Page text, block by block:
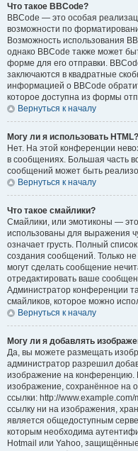
Что такое BBCode?
BBCode — это особая
возможности по
Возможность использования
однако BBCode также может
форме для его отправки.
заключаются в квадратные
информацией о BBCode
которое доступна из формы
Вернуться к началу
Могу ли я использовать HTML?
Нет. На этой конференции
в сообщениях. Большая часть
сообщений может быть
Вернуться к началу
Что такое смайлики?
Смайлики, или эмотиконы —
использованы для выражения
означает грусть. Полный
создания сообщений. Только не
могут сделать сообщение
отредактировать ваше
Администратор конференции
смайликов, которое можно
Вернуться к началу
Могу ли я добавлять
Да, вы можете размещать
администратор разрешил
изображение на конференцию.
изображение, сохранённое на
ссылки: http://
ссылку ни на изображения,
является общедоступным
которым необходима
Hotmail или Yahoo,